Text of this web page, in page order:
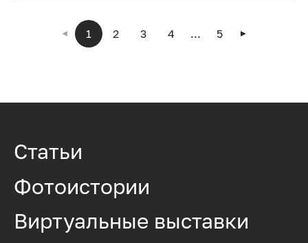
1 2 3 4 ... 5
Статьи
Фотоистории
Виртуальные выставки